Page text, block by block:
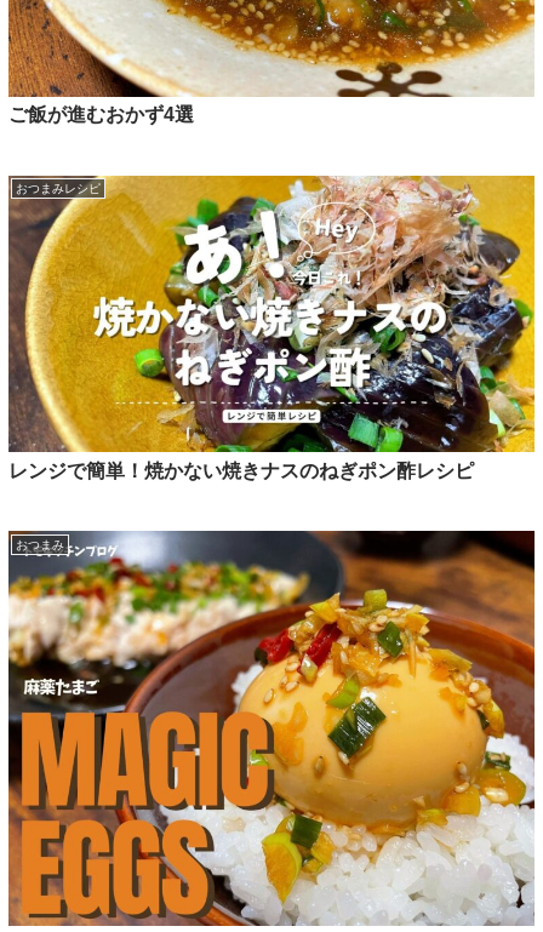
ご飯が進むおかず4選
おつまみレシピ
レンジで簡単！焼かない焼きナスのねぎポン酢レシピ
おつまみ